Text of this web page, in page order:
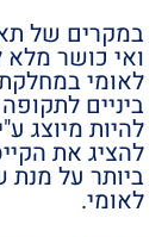
במקרים של
ואי כושר מלא
לאומי
ביניים
להיות מיוצג
להציג את
ביותר על
לאומי.